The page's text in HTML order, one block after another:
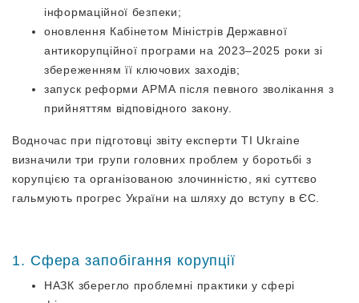
інформаційної безпеки;
оновлення Кабінетом Міністрів Державної
антикорупційної програми на 2023–2025 роки зі
збереженням її ключових заходів;
запуск реформи АРМА після певного зволікання з
прийняттям відповідного закону.
Водночас при підготовці звіту експерти TI Ukraine
визначили три групи головних проблем у боротьбі з
корупцією та організованою злочинністю, які суттєво
гальмують прогрес України на шляху до вступу в ЄС.
1. Сфера запобігання корупції
НАЗК зберегло проблемні практики у сфері